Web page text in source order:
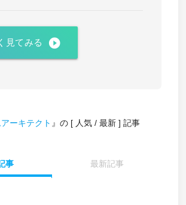
見てみる play_circle_filled
ーキテクト 』の [ 人気 / 最新 ] 記事
事 最新記事